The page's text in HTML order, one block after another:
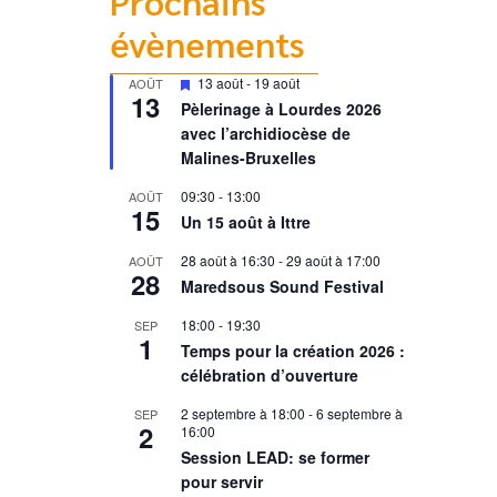
évènements
AOÛT
13
Mis
en
avant
13 août- 19 août
Pèlerinage à Lourdes 2026
avec l’archidiocèse de
Malines-Bruxelles
AOÛT
15
09:30 - 13:00
Un 15 août à Ittre
AOÛT
28
28 août à 16:30 -29 août à 17:00
Maredsous Sound Festival
SEP
1
18:00 - 19:30
Temps pour la création 2026 :
célébration d’ouverture
SEP
2
2 septembre à 18:00 -6 septembre à
16:00
Session LEAD: se former
pour servir